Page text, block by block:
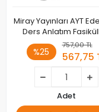
Miray Yayınları AYT
Ders Anlatım
%25
757,00 TL
567,75
Adet